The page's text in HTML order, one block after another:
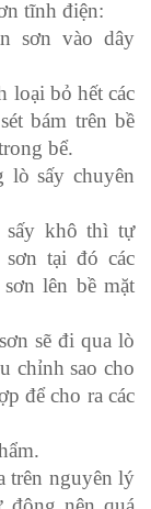
tĩnh điện:
sơn vào dây
loại bỏ hết các
bám trên bề
bể.
lò sấy chuyên
sấy khô thì tự
tại đó các
lên bề mặt
sẽ đi qua lò
chỉnh sao cho
để cho ra các
trên nguyên lý